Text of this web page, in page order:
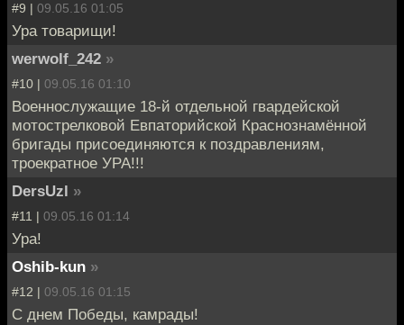
#9 | 09.05.16 01:05
Ура товарищи!
werwolf_242 »
#10 | 09.05.16 01:10
Военнослужащие 18-й отдельной гвардейской
мотострелковой Евпаторийской Краснознамённой
бригады присоединяются к поздравлениям,
троекратное УРА!!!
DersUzl »
#11 | 09.05.16 01:14
Ура!
Oshib-kun »
#12 | 09.05.16 01:15
С днем Победы, камрады!